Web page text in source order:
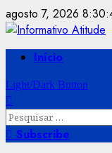
Skip
to
content
agosto 7, 2026
PrimaryInício
Light/Dark Button
Pesquisar
por:Subscribe